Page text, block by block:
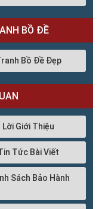
BỒ ĐỀ
Bồ Đề Đẹp
Lời Giới Thiệu
Tức Bài Viết
Sách Bảo Hành